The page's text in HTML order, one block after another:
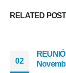
RELATED
02